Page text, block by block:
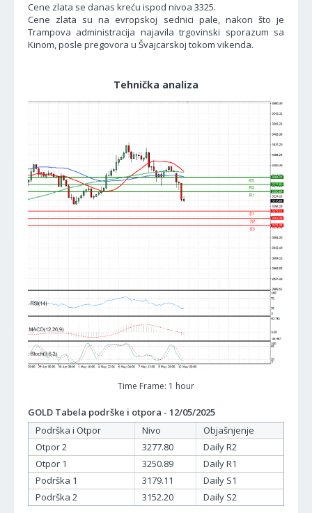
Cene zlata se danas kreću ispod nivoa 3325.
Cene zlata su na evropskoj sednici pale, nakon što je
Trampova administracija najavila trgovinski sporazum sa
Kinom, posle pregovora u Švajcarskoj tokom vikenda.
Tehnička analiza
Time Frame: 1 hour
GOLD Tabela podrške i otpora - 12/05/2025
Podrška i Otpor
Nivo
Objašnjenje
Otpor 2
3277.80
Daily R2
Otpor 1
3250.89
Daily R1
Podrška 1
3179.11
Daily S1
Podrška 2
3152.20 Daily S2